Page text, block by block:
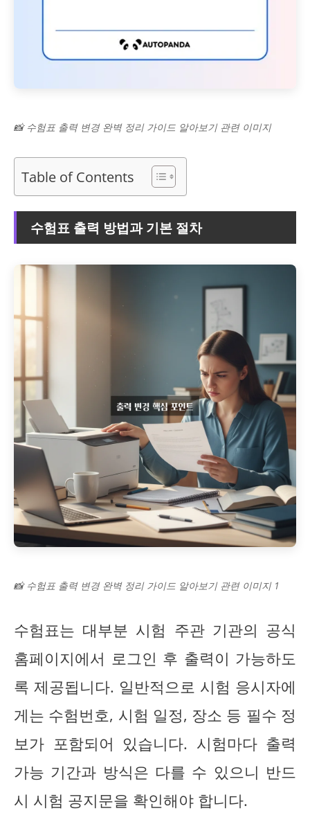
📸 수험표 출력 변경 완벽 정리 가이드 알아보기 관련 이미지
Table of Contents
수험표 출력 방법과 기본 절차
📸 수험표 출력 변경 완벽 정리 가이드 알아보기 관련 이미지 1
수험표는 대부분 시험 주관 기관의 공식
홈페이지에서 로그인 후 출력이 가능하도
록 제공됩니다. 일반적으로 시험 응시자에
게는 수험번호, 시험 일정, 장소 등 필수 정
보가 포함되어 있습니다. 시험마다 출력
가능 기간과 방식은 다를 수 있으니 반드
시 시험 공지문을 확인해야 합니다.